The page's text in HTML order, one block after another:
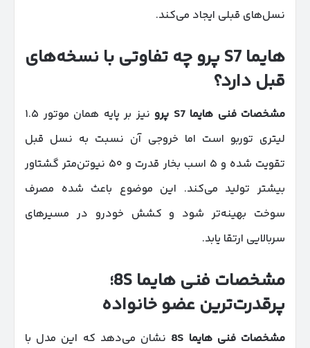
نسل‌های قبلی ایجاد می‌کند.
هایما S7 پرو چه تفاوتی با نسخه‌های
قبل دارد؟
مشخصات فنی هایما S7 پرو
نیز بر پایه همان موتور ۱.۵
لیتری توربو است اما خروجی آن نسبت به نسل قبل
تقویت شده و ۵ اسب بخار قدرت و ۵۰ نیوتن‌متر گشتاور
بیشتر تولید می‌کند. این موضوع باعث شده مصرف
سوخت بهینه‌تر شود و کشش خودرو در مسیرهای
سربالایی ارتقا یابد.
مشخصات فنی هایما 8 S ؛
پرقدرت‌ترین عضو خانواده
مشخصات فنی هایما 8 S
نشان می‌دهد که این مدل با